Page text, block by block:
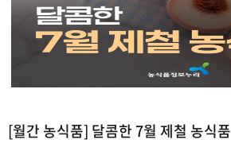
[월간 농식품] 달콤한 7월 제철 농식품